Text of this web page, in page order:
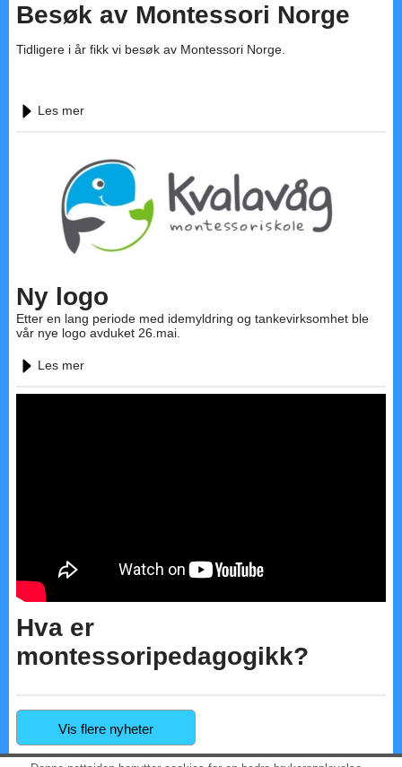
Besøk av Montessori Norge
Tidligere i år fikk vi besøk av Montessori Norge.
Les mer
Ny logo
Etter en lang periode med idemyldring og tankevirksomhet ble
vår nye logo avduket 26.mai.
Les mer
Hva er
montessoripedagogikk?